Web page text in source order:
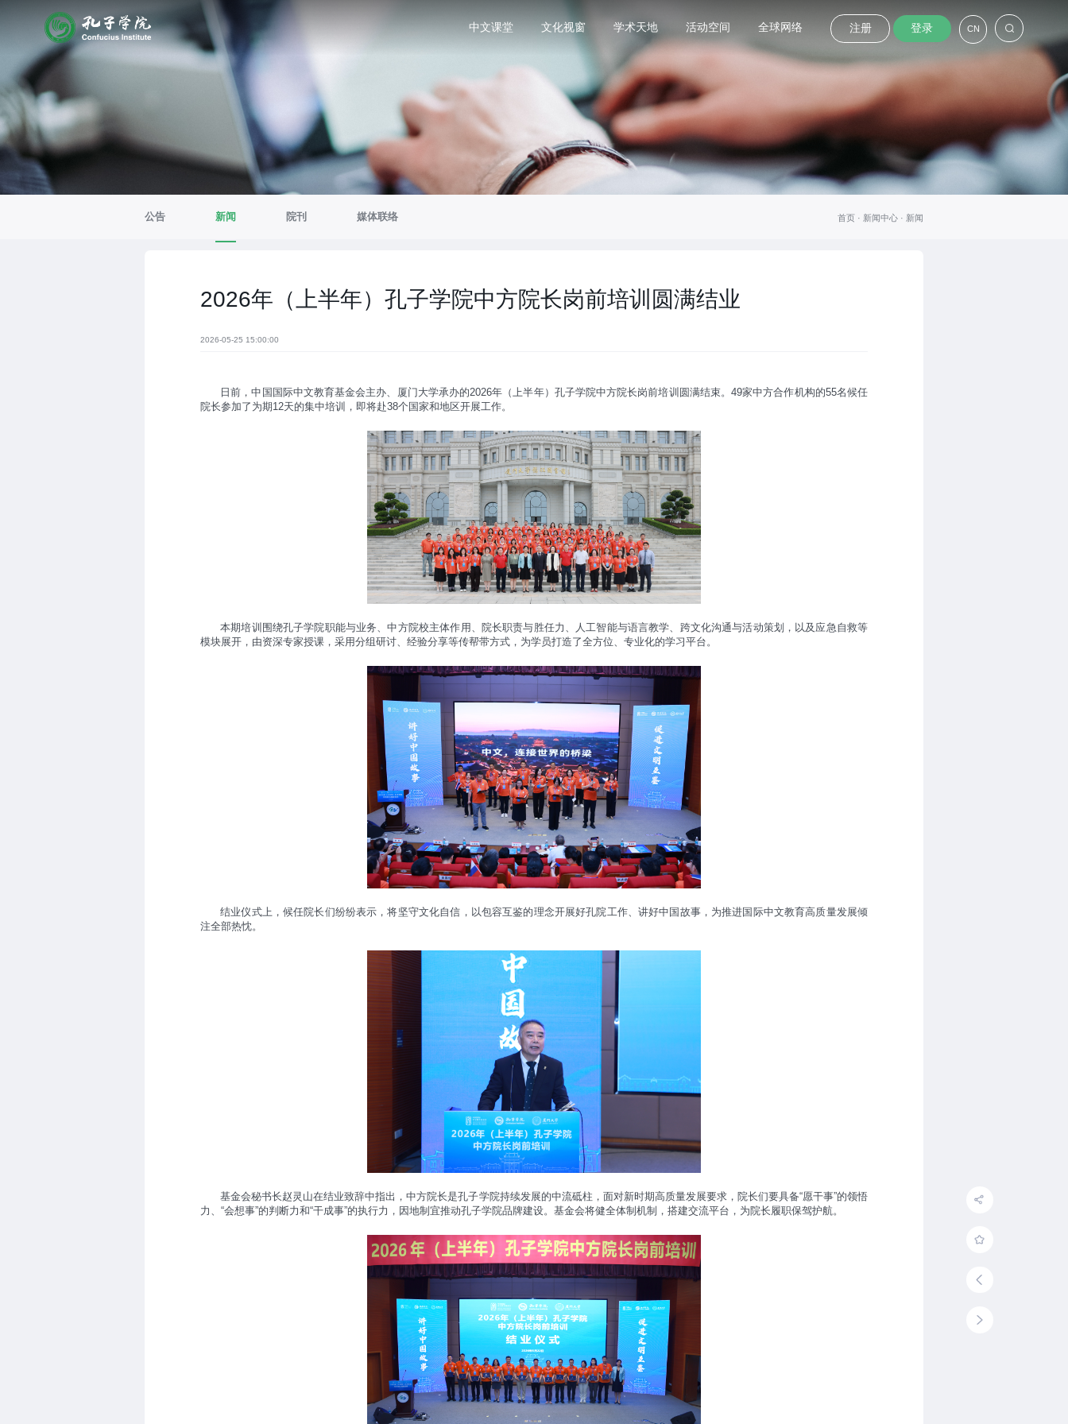
中文课堂 文化视窗 学术天地 活动空间 全球网络 注册 登录 CN
公告 新闻 院刊 媒体联络 首页 · 新闻中心 · 新闻
2026年（上半年）孔子学院中方院长岗前培训圆满结业
2026-05-25 15:00:00
日前，中国国际中文教育基金会主办、厦门大学承办的2026年（上半年）孔子学院中方院长岗前培训圆满结束。49家中方合作机构的55名候任
院长参加了为期 12天的集中培训，即将赴38个国家和地区开展工作。
本期培训围绕孔子学院职能与业务、中方院校主体作用、院长职责与胜任力、人工智能与语言教学、跨文化沟通与活动策划，以及应急自救等
模块展开，由资深专家授课，采用分组研讨、经验分享等传帮带方式，为学员打造了全方位、专业化的学习平台。
结业仪式上，候任院长们纷纷表示，将坚守文化自信，以包容互鉴的理念开展好孔院工作、讲好中国故事，为推进国际中文教育高质量发展倾
注全部热忱。
基金会秘书长赵灵山在结业致辞中指出，中方院长是孔子学院持续发展的中流砥柱，面对新时期高质量发展要求，院长们要具备“愿干事”的领悟
力、“会想事”的判断力和“干成事”的执行力，因地制宜推动孔子学院品牌建设。基金会将健全体制机制，搭建交流平台，为院长履职保驾护航。